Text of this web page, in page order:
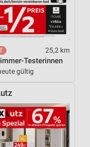
25,2 km
Testerinnen
gültig